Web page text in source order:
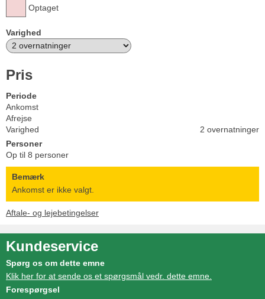
Optaget
Varighed
Pris
Periode
Ankomst
Afrejse
Varighed
2 overnatninger
Personer
Op til 8 personer
Bemærk
Ankomst er ikke valgt.
Aftale- og lejebetingelser
Kundeservice
Spørg os om dette emne
Klik her for at sende os et spørgsmål vedr. dette emne.
Forespørgsel